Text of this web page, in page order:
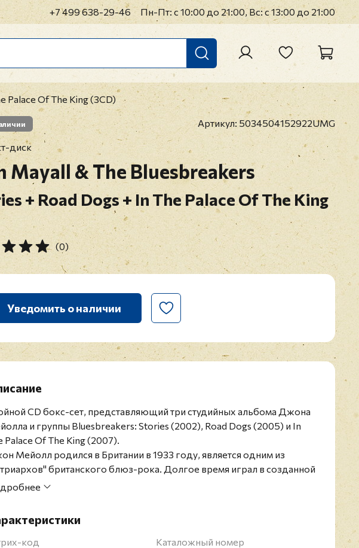
+7 499 638-29-46 Пн-Пт: с 10:00 до 21:00, Вс: с 13:00 до 21:00
Palace Of The King (3CD)
Артикул: 5034504152922UMG
диск
Mayall & The Bluesbreakers
+ Road Dogs + In The Palace Of The King
(0)
Уведомить о наличии
СD бокс-сет, представляющий три студийных альбома Джона
и группы Bluesbreakers: Stories (2002), Road Dogs (2005) и In
Palace Of The King (2007).
Мейолл родился в Британии в 1933 году, является одним из
британского блюз-рока. Долгое время играл в созданной
группе Bluesbreakers, также выпускал сольные пластинки. Джон
насчитывается больше восьми десятков альбомов.
код
Каталожный номер